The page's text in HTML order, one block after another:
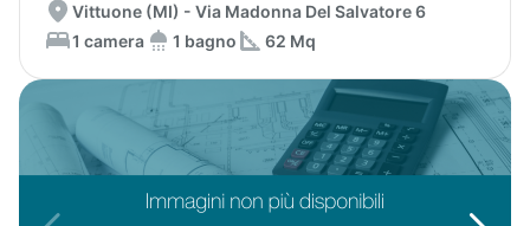
Vittuone (MI) - Via Madonna Del Salvatore 6
1 camera
1 bagno 62 Mq